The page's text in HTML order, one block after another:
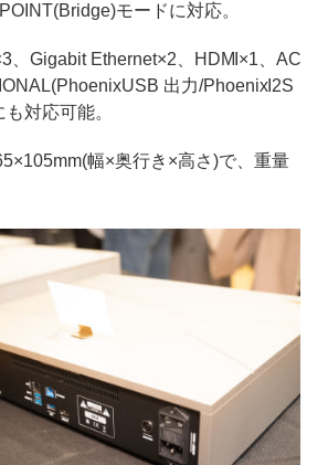
モードに対応。
、Gigabit Ethernet×2、HDMI×1、AC
出力/PhoenixI2S
対応可能。
幅×奥行き×高さ)で、重量